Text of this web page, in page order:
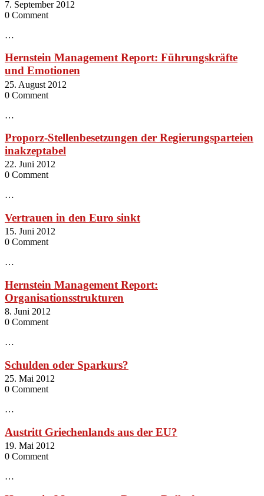
7. September 2012
0 Comment
…
Hernstein Management Report: Führungskräfte
und Emotionen
25. August 2012
0 Comment
…
Proporz-Stellenbesetzungen der Regierungsparteien
inakzeptabel
22. Juni 2012
0 Comment
…
Vertrauen in den Euro sinkt
15. Juni 2012
0 Comment
…
Hernstein Management Report:
Organisationsstrukturen
8. Juni 2012
0 Comment
…
Schulden oder Sparkurs?
25. Mai 2012
0 Comment
…
Austritt Griechenlands aus der EU?
19. Mai 2012
0 Comment
…